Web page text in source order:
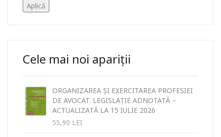
Aplică
Cele mai noi apariții
ORGANIZAREA ȘI EXERCITAREA PROFESIEI
DE AVOCAT. LEGISLAȚIE ADNOTATĂ –
ACTUALIZATĂ LA 15 IULIE 2026
55,90 LEI